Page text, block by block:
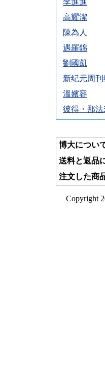
李進進
高耀潔
陳為人
遇羅錦
劉國凱
新纪元周
溫嬪容
彼得・那
博大につい
送料と返品
注文した商
Copyright